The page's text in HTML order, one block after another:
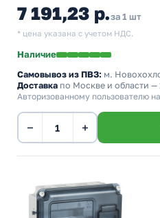
7 191,23 р.за 1 шт
* цена указана с учетом НДС.
Наличие
Самовывоз из ПВЗ: м.
Доставка по Москве и области —
Авторизованному пользователю
− +